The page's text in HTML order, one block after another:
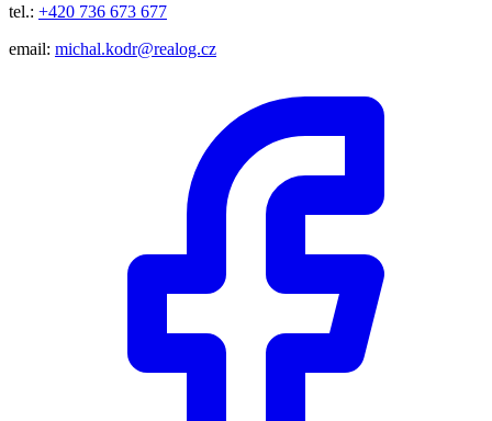
tel.: +420 736 673 677
email: michal.kodr@realog.cz